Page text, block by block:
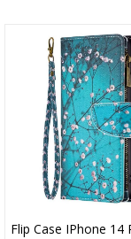
Flip Case IPhone